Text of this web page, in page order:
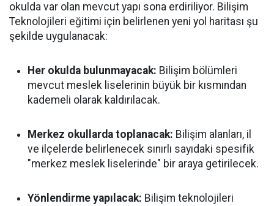
okulda var olan mevcut yapı sona erdiriliyor. Bilişim
Teknolojileri eğitimi için belirlenen yeni yol haritası şu
şekilde uygulanacak:
Her okulda bulunmayacak: Bilişim bölümleri
mevcut meslek liselerinin büyük bir kısmından
kademeli olarak kaldırılacak.
Merkez okullarda toplanacak: Bilişim alanları, il
ve ilçelerde belirlenecek sınırlı sayıdaki spesifik
"merkez meslek liselerinde" bir araya getirilecek.
Yönlendirme yapılacak: Bilişim teknolojileri